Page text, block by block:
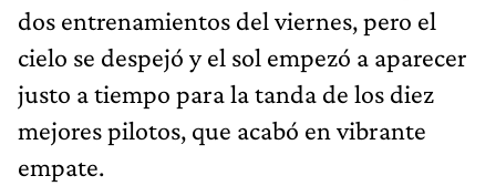
dos entrenamientos del viernes, pero el
cielo se despejó y el sol empezó a aparecer
justo a tiempo para la tanda de los diez
mejores pilotos, que acabó en vibrante
empate.